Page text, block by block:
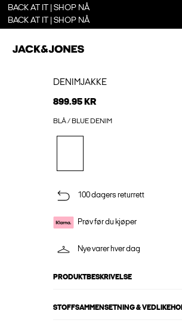
BACK AT IT | SHOP NÅ
BACK AT IT | SHOP NÅ
DENIMJAKKE
899.95 KR
BLÅ / BLUE DENIM
100 dagers returrett
Prøv før du kjøper
Nye varer hver dag
PRODUKTBESKRIVELSE
STOFFSAMMENSETNING &